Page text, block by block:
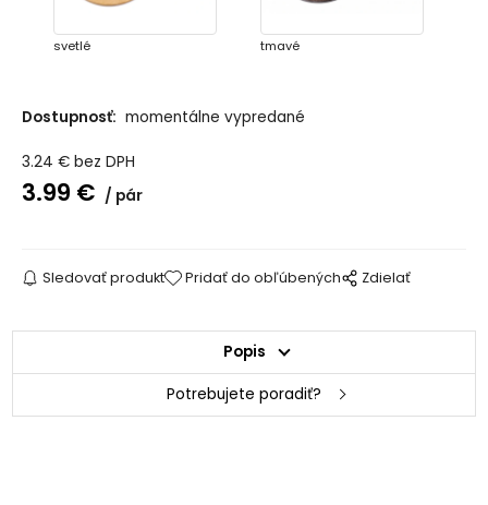
svetlé tmavé
Dostupnosť: momentálne vypredané
3.24 € bez DPH
3.99 € pár
Sledovať produkt Pridať do obľúbených Zdielať
Popis
Potrebujete poradiť?